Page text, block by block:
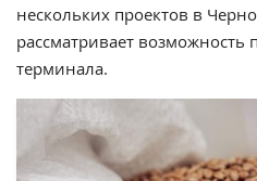
нескольких проектов в
рассматривает возможность
терминала.